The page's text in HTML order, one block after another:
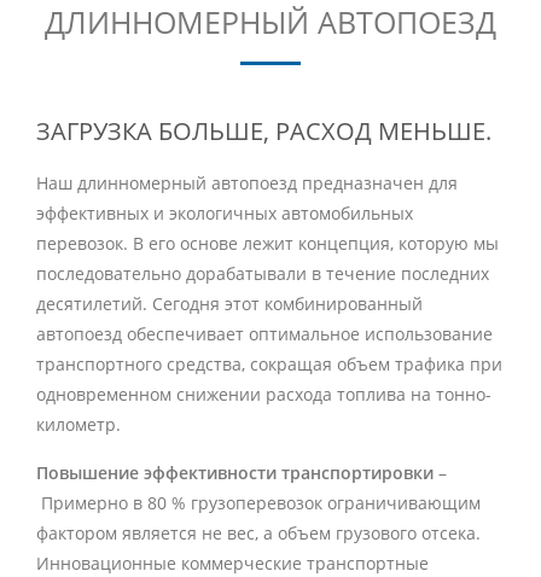
ДЛИННОМЕРНЫЙ АВТОПОЕЗД
ЗАГРУЗКА БОЛЬШЕ, РАСХОД МЕНЬШЕ.
Наш длинномерный автопоезд предназначен для
эффективных и экологичных автомобильных
перевозок. В его основе лежит концепция, которую мы
последовательно дорабатывали в течение последних
десятилетий. Сегодня этот комбинированный
автопоезд обеспечивает оптимальное использование
транспортного средства, сокращая объем трафика при
одновременном снижении расхода топлива на тонно-
километр.
Повышение эффективности транспортировки –
Примерно в 80 % грузоперевозок ограничивающим
фактором является не вес, а объем грузового отсека.
Инновационные коммерческие транспортные